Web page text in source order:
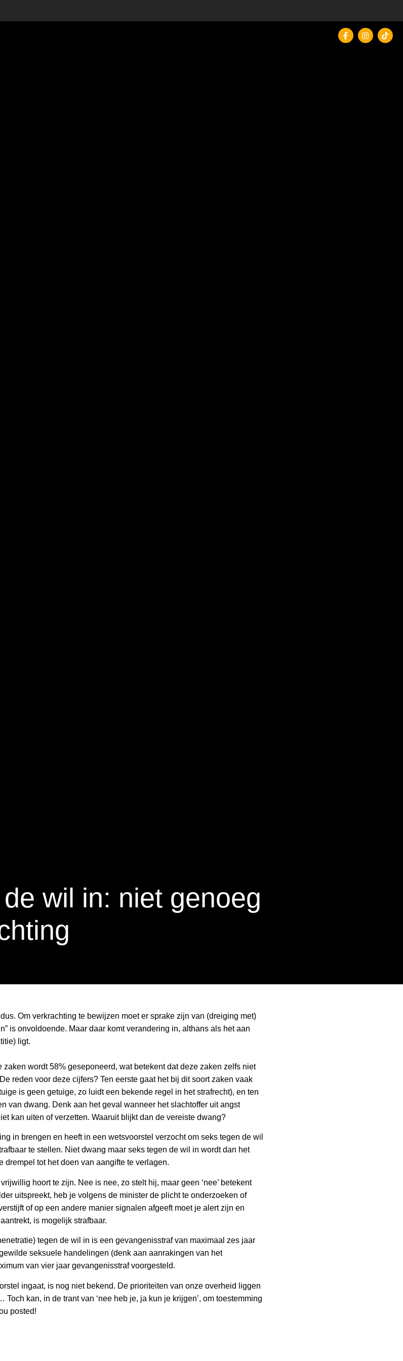
wil in: niet genoeg
Om verkrachting te bewijzen moet er sprake zijn van (dreiging met)
is onvoldoende. Maar daar komt verandering in, althans als het aan
ligt.
wordt 58% geseponeerd, wat betekent dat deze zaken zelfs niet
reden voor deze cijfers? Ten eerste gaat het bij dit soort zaken vaak
is geen getuige, zo luidt een bekende regel in het strafrecht), en ten
van dwang. Denk aan het geval wanneer het slachtoffer uit angst
kan uiten of verzetten. Waaruit blijkt dan de vereiste dwang?
in brengen en heeft in een wetsvoorstel verzocht om seks tegen de wil
te stellen. Niet dwang maar seks tegen de wil in wordt dan het
drempel tot het doen van aangifte te verlagen.
hoort te zijn. Nee is nee, zo stelt hij, maar geen ‘nee’ betekent
uitspreekt, heb je volgens de minister de plicht te onderzoeken of
of op een andere manier signalen afgeeft moet je alert zijn en
is mogelijk strafbaar.
tegen de wil in is een gevangenisstraf van maximaal zes jaar
seksuele handelingen (denk aan aanrakingen van het
van vier jaar gevangenisstraf voorgesteld.
ingaat, is nog niet bekend. De prioriteiten van onze overheid liggen
kan, in de trant van ‘nee heb je, ja kun je krijgen’, om toestemming
posted!